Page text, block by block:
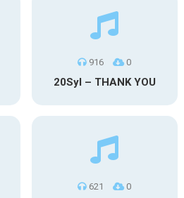
916 0
20Syl – THANK YOU
621 0